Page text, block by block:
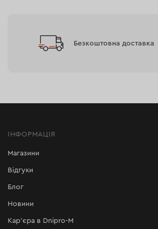
Безкоштовна доставка
ІНФОРМАЦІЯ
Магазини
Відгуки
Блог
Новини
Кар'єра в Dnipro-M